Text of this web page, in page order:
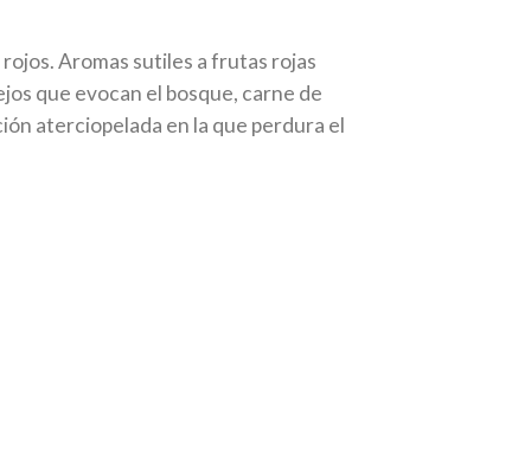
Aromas sutiles a frutas rojas
que evocan el bosque, carne de
aterciopelada en la que perdura el